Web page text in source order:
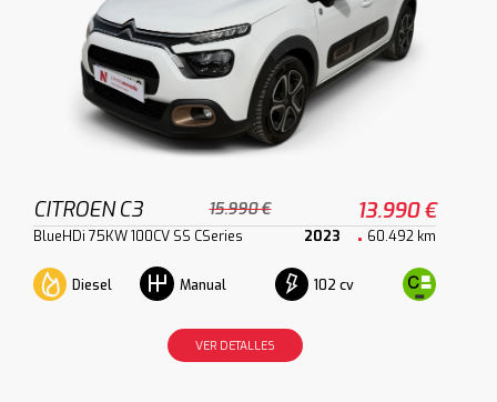
CITROEN C3 15.990 € 13.990 €
BlueHDi 75KW 100CV SS CSeries 2023 60.492 km
Diesel Manual 102 cv
VER DETALLES